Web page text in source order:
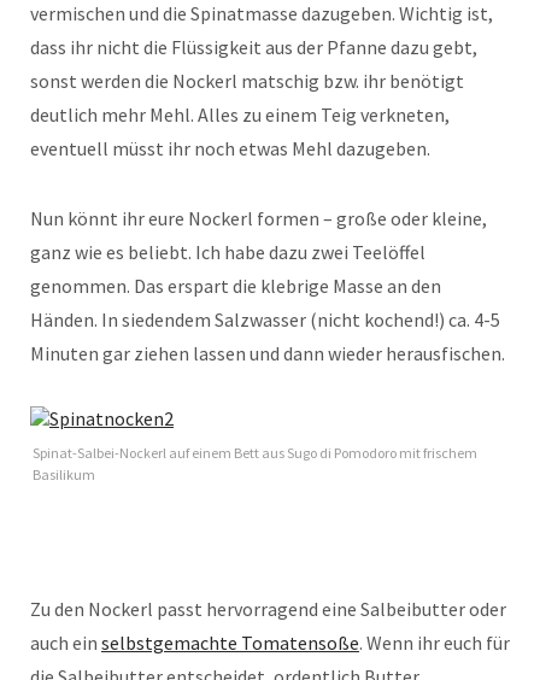
vermischen und die Spinatmasse dazugeben. Wichtig ist,
dass ihr nicht die Flüssigkeit aus der Pfanne dazu gebt,
sonst werden die Nockerl matschig bzw. ihr benötigt
deutlich mehr Mehl. Alles zu einem Teig verkneten,
eventuell müsst ihr noch etwas Mehl dazugeben.
Nun könnt ihr eure Nockerl formen – große oder kleine,
ganz wie es beliebt. Ich habe dazu zwei Teelöffel
genommen. Das erspart die klebrige Masse an den
Händen. In siedendem Salzwasser (nicht kochend!) ca. 4-5
Minuten gar ziehen lassen und dann wieder herausfischen.
Spinat-Salbei-Nockerl auf einem Bett aus Sugo di Pomodoro mit frischem
Basilikum
Zu den Nockerl passt hervorragend eine Salbeibutter oder
auch ein selbstgemachte Tomatensoße. Wenn ihr euch für